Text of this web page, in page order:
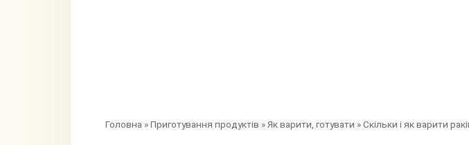
Головна »Приготування продуктів »Як варити, готувати »Скільки і як варити